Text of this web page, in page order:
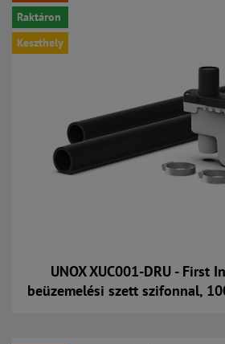
Raktáron
Keszthely
UNOX XUC001-DRU - First
beüzemelési szett szifonnal,
Kosárba